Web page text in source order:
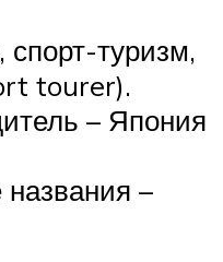
спорт-туризм,
tourer).
– Япония
–